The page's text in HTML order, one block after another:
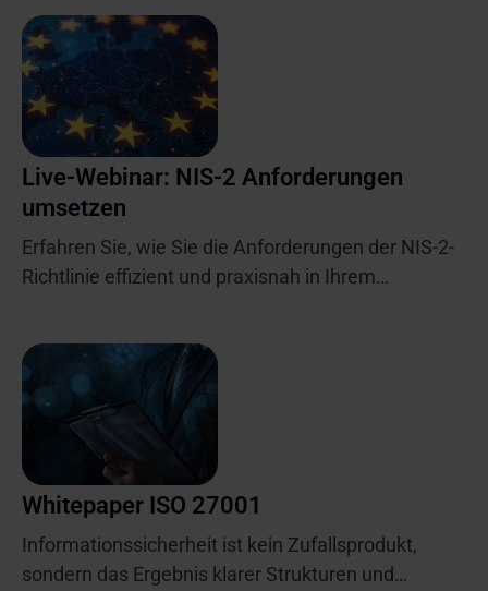
Live-Webinar: NIS-2 Anforderungen
umsetzen
Erfahren Sie, wie Sie die Anforderungen der NIS-2-
Richtlinie effizient und praxisnah in Ihrem
Whitepaper ISO 27001
Informationssicherheit ist kein Zufallsprodukt,
sondern das Ergebnis klarer Strukturen und